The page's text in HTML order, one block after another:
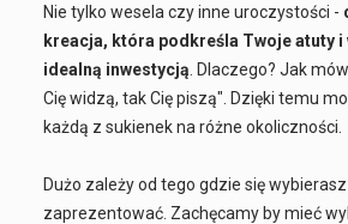
Nie tylko wesela czy inne uroczystości -
kreacja, która podkreśla Twoje atuty
idealną inwestycją . Dlaczego? Jak
Cię widzą, tak Cię piszą". Dzięki temu
każdą z sukienek na różne okoliczności.
Dużo zależy od tego gdzie się
zaprezentować. Zachęcamy by mieć